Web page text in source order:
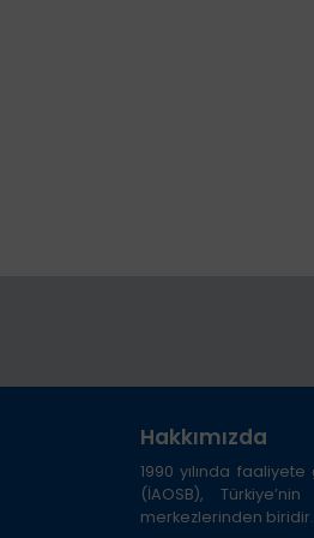
Hakkımızda
1990 yılında
(İAOSB),
merkezlerinden biridir.